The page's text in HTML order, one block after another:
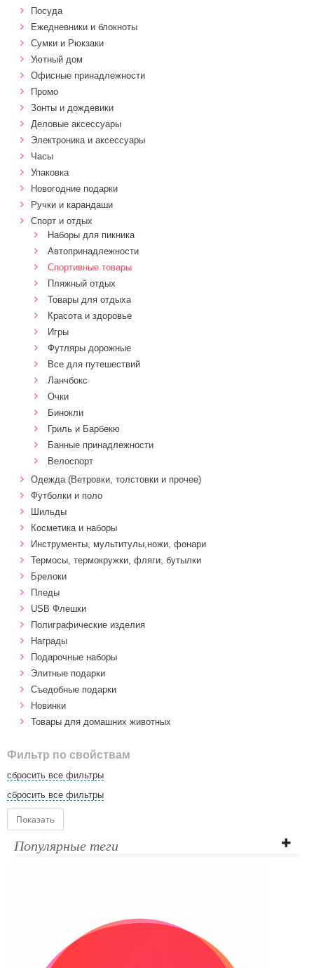
Посуда
Ежедневники и блокноты
Сумки и Рюкзаки
Уютный дом
Офисные принадлежности
Промо
Зонты и дождевики
Деловые аксессуары
Электроника и аксессуары
Часы
Упаковка
Новогодние подарки
Ручки и карандаши
Спорт и отдых
Наборы для пикника
Автопринадлежности
Спортивные товары
Пляжный отдых
Товары для отдыха
Красота и здоровье
Игры
Футляры дорожные
Все для путешествий
Ланчбокс
Очки
Бинокли
Гриль и Барбекю
Банные принадлежности
Велоспорт
Одежда (Ветровки, толстовки и прочее)
Футболки и поло
Шильды
Косметика и наборы
Инструменты, мультитулы,ножи, фонари
Термосы, термокружки, фляги, бутылки
Брелоки
Пледы
USB Флешки
Полиграфические изделия
Награды
Подарочные наборы
Элитные подарки
Cъедобные подарки
Новинки
Товары для домашних животных
Фильтр по свойствам
сбросить все фильтры
сбросить все фильтры
Показать
Популярные теги